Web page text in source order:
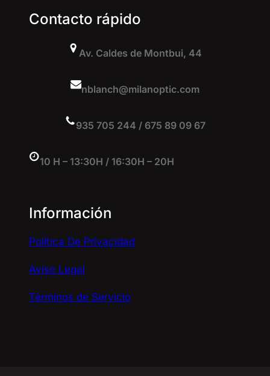
Contacto rápido
Av. Caldes de Montbui, 44
nblanch@milanoptic.com
935 705 244 / 675 89 09 67
10 H – 13:30H / 16:30H – 20H
Información
Política De Privacidad
Aviso Legal
Términos de Servicio